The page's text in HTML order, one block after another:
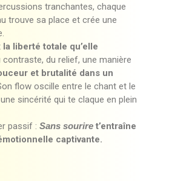
tranchantes, chaque
trouve sa place et crée une
la liberté totale qu’elle
contraste, du relief, une manière
et brutalité dans un
flow oscille entre le chant et le
sincérité qui te claque en plein
passif :Sans sourire t’entraîne
captivante.